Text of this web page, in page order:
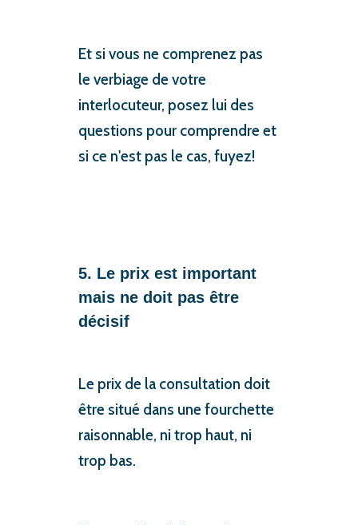
Et si vous ne comprenez pas
le verbiage de votre
interlocuteur, posez lui des
questions pour comprendre et
si ce n'est pas le cas, fuyez!
5. Le prix est important
mais ne doit pas être
décisif
Le prix de la consultation doit
être situé dans une fourchette
raisonnable, ni trop haut, ni
trop bas.